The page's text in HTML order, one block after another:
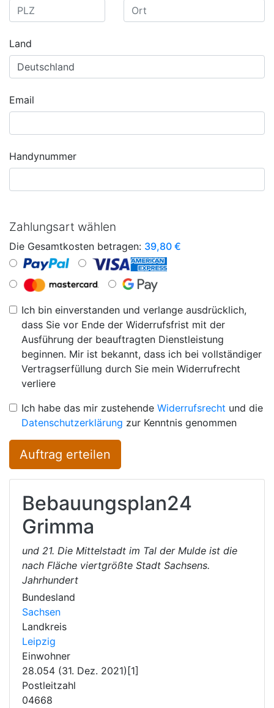
Land
Email
Handynummer
Zahlungsart wählen
Die Gesamtkosten betragen: 39,80 €
Ich bin einverstanden und verlange ausdrücklich,
dass Sie vor Ende der Widerrufsfrist mit der
Ausführung der beauftragten Dienstleistung
beginnen. Mir ist bekannt, dass ich bei vollständiger
Vertragserfüllung durch Sie mein Widerrufrecht
verliere
Ich habe das mir zustehende Widerrufsrecht und die
Datenschutzerklärung zur Kenntnis genommen
Auftrag erteilen
Bebauungsplan24
Grimma
und 21. Die Mittelstadt im Tal der Mulde ist die
nach Fläche viertgrößte Stadt Sachsens.
Jahrhundert
Bundesland
Sachsen
Landkreis
Leipzig
Einwohner
28.054 (31. Dez. 2021)[1]
Postleitzahl
04668